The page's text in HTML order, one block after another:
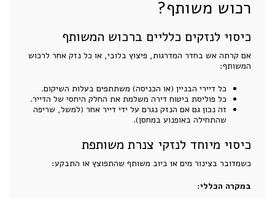
רכוש משותף?
כיסוי לנזקים כלליים ברכוש המשותף
אם קרתה אש בחדר המדרגות, פיצוץ בלובי, או כל נזק אחר לרכוש
המשותף:
כל דיירי הבניין (או הכניסה) משתתפים בעלות השיקום.
כל פוליסת ביטוח דירה משלמת את החלק היחסי של הדייר.
זה נכון גם אם הנזק נגרם על ידי דייר אחר (למשל, שריפה
שהתחילה באופנוע במחסן).
כיסוי מיוחד לנזקי צנרת משותפת
כשמדובר בצינור מים או ביוב משותף שהתפוצץ או התבקע:
במקרה הכללי: